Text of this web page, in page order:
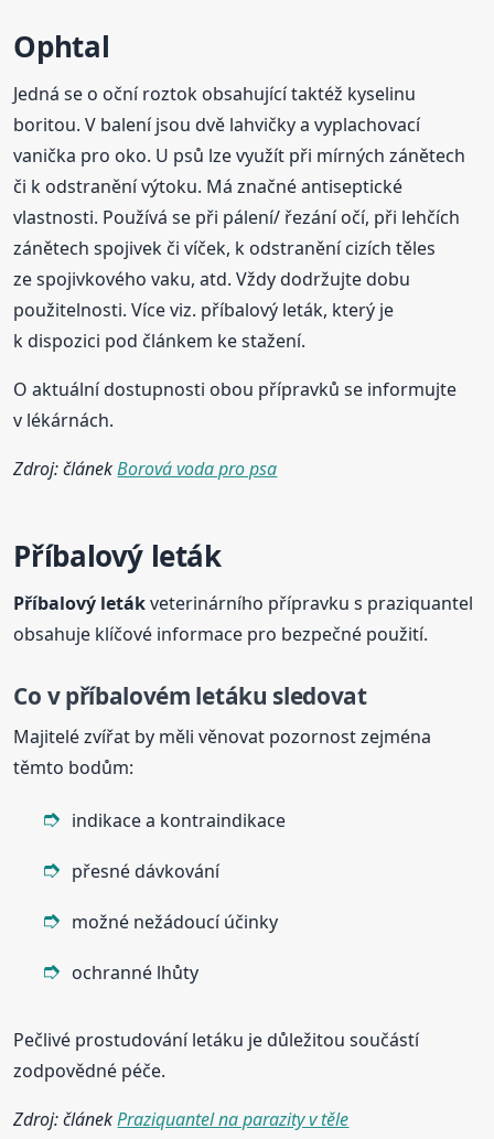
Ophtal
Jedná se o oční roztok obsahující taktéž kyselinu
boritou. V balení jsou dvě lahvičky a vyplachovací
vanička pro oko. U psů lze využít při mírných zánětech
či k odstranění výtoku. Má značné antiseptické
vlastnosti. Používá se při pálení/ řezání očí, při lehčích
zánětech spojivek či víček, k odstranění cizích těles
ze spojivkového vaku, atd. Vždy dodržujte dobu
použitelnosti. Více viz. příbalový leták, který je
k dispozici pod článkem ke stažení.
O aktuální dostupnosti obou přípravků se informujte
v lékárnách.
Zdroj: článekBorová voda pro psa
Příbalový leták
Příbalový letákveterinárního přípravku s praziquantel
obsahuje klíčové informace pro bezpečné použití.
Co v příbalovém letáku sledovat
Majitelé zvířat by měli věnovat pozornost zejména
těmto bodům:
indikace a kontraindikace
přesné dávkování
možné nežádoucí účinky
ochranné lhůty
Pečlivé prostudování letáku je důležitou součástí
zodpovědné péče.
Zdroj: článekPraziquantel na parazity v těle